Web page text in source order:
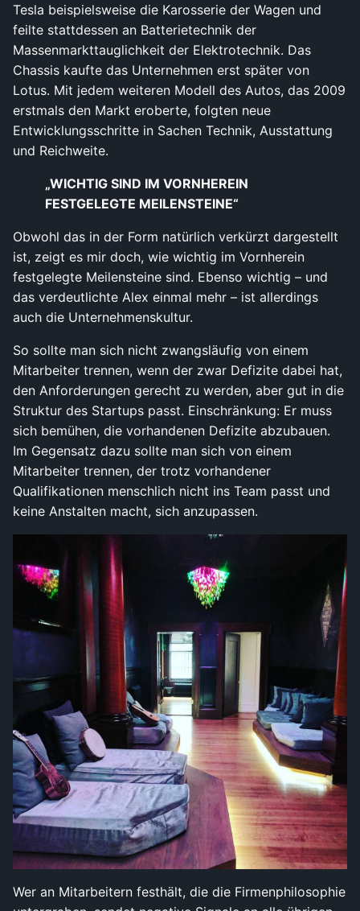
Tesla beispielsweise die Karosserie der Wagen und
feilte stattdessen an Batterietechnik der
Massenmarkttauglichkeit der Elektrotechnik. Das
Chassis kaufte das Unternehmen erst später von
Lotus. Mit jedem weiteren Modell des Autos, das 2009
erstmals den Markt eroberte, folgten neue
Entwicklungsschritte in Sachen Technik, Ausstattung
und Reichweite.
„WICHTIG SIND IM VORNHEREIN
FESTGELEGTE MEILENSTEINE“
Obwohl das in der Form natürlich verkürzt dargestellt
ist, zeigt es mir doch, wie wichtig im Vornherein
festgelegte Meilensteine sind. Ebenso wichtig – und
das verdeutlichte Alex einmal mehr – ist allerdings
auch die Unternehmenskultur.
So sollte man sich nicht zwangsläufig von einem
Mitarbeiter trennen, wenn der zwar Defizite dabei hat,
den Anforderungen gerecht zu werden, aber gut in die
Struktur des Startups passt. Einschränkung: Er muss
sich bemühen, die vorhandenen Defizite abzubauen.
Im Gegensatz dazu sollte man sich von einem
Mitarbeiter trennen, der trotz vorhandener
Qualifikationen menschlich nicht ins Team passt und
keine Anstalten macht, sich anzupassen.
Wer an Mitarbeitern festhält, die die Firmenphilosophie